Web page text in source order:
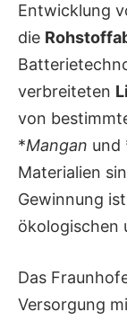
Entwicklung
die
verbreiteten
von
*Mangan und
Materialien
Gewinnung
ökologischen
Das
Versorgung